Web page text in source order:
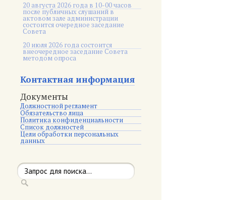
20 августа 2026 года в 10-00 часов
после публичных слушаний в
актовом зале администрации
состоится очередное заседание
Совета
20 июля 2026 года состоится
внеочередное заседание Совета
методом опроса
Контактная информация
Документы
Должностной регламент
Обязательство лица
Политика конфиденциальности
Список должностей
Цели обработки персональных
данных